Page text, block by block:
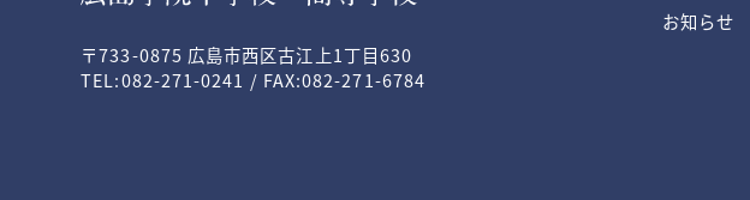
〒733-0875 広島市西区古江上1丁目630
TEL:082-271-0241 / FAX:082-271-6784
お知らせ